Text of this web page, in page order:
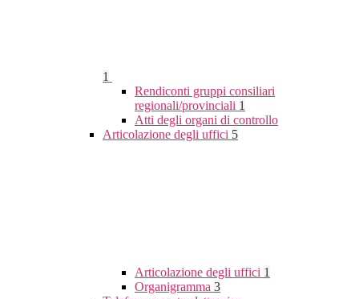
1
Rendiconti gruppi consiliari
regionali/provinciali 1
Atti degli organi di controllo
Articolazione degli uffici 5
Articolazione degli uffici 1
Organigramma 3